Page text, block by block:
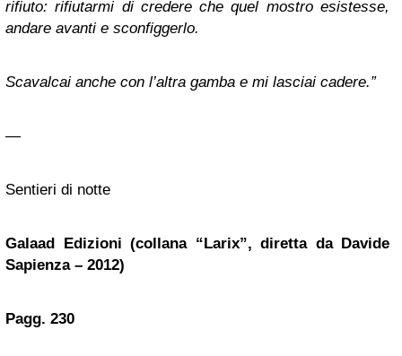
rifiuto: rifiutarmi di credere che quel mostro esistesse,
andare avanti e sconfiggerlo.
Scavalcai anche con l’altra gamba e mi lasciai cadere.”
—
Sentieri di notte
Galaad Edizioni (collana “Larix”, diretta da Davide
Sapienza– 2012)
Pagg. 230